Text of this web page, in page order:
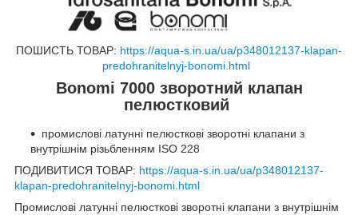
ПОШИСТЬ ТОВАР: https://aqua-s.in.ua/ua/p348012137-klapan-
predohranitelnyj-bonomi.html
Bonomi 7000 зворотний клапан
пелюстковий
промислові латунні пелюсткові зворотні клапани з
внутрішнім різьбленням ISO 228
ПОДИВИТИСЯ ТОВАР: https://aqua-s.in.ua/ua/p348012137-
klapan-predohranitelnyj-bonomi.html
Промислові латунні пелюсткові зворотні клапани з внутрішнім